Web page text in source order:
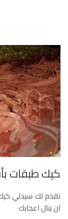
كيك طبقات
نقدم لك سيدتي
ان ينال اعجابك